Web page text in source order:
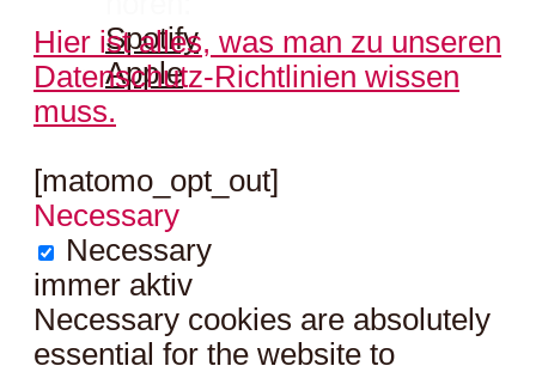
Spotify
Apple
Hier ist alles, was man zu unseren
Datenschutz-Richtlinien wissen
muss.
[matomo_opt_out]
Necessary
Necessary
immer aktiv
Necessary cookies are absolutely
essential for the website to